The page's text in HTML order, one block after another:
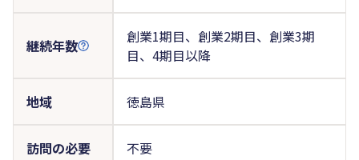
継続年数
創業1期目、創業2期目、創業3期
目、4期目以降
地域 徳島県
訪問の必要
不要